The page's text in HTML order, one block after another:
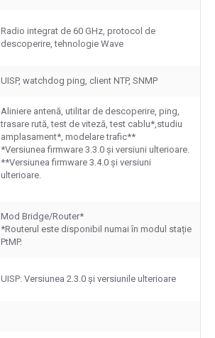
Radio integrat de 60 GHz, protocol de
descoperire, tehnologie Wave
UISP, watchdog ping, client NTP, SNMP
Aliniere antenă, utilitar de descoperire, ping,
trasare rută, test de viteză, test cablu*,studiu
amplasament*, modelare trafic**
*Versiunea firmware 3.3.0 și versiuni ulterioare.
**Versiunea firmware 3.4.0 și versiuni
ulterioare.
Mod Bridge/Router*
*Routerul este disponibil numai în modul stație
PtMP.
UISP: Versiunea 2.3.0 și versiunile ulterioare